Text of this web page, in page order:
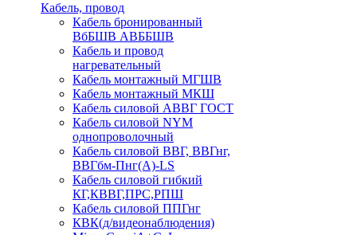
Кабель, провод
Кабель бронированный
ВбБШВ АВББШВ
Кабель и провод
нагревательный
Кабель монтажный МГШВ
Кабель монтажный МКШ
Кабель силовой АВВГ ГОСТ
Кабель силовой NYM
однопроволочный
Кабель силовой ВВГ, ВВГнг,
ВВГбм-Пнг(А)-LS
Кабель силовой гибкий
КГ,КВВГ,ПРС,РПШ
Кабель силовой ППГнг
КВК(д/видеонаблюдения)